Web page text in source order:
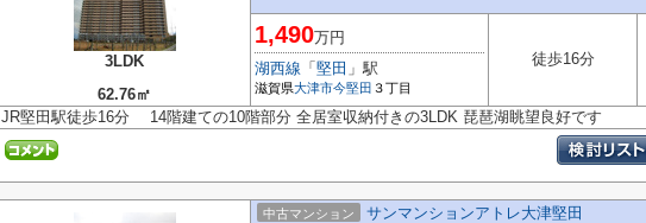
3LDK
62.76㎡
1,490万円
湖西線 「 堅田 」駅
滋賀県大津市今堅田 ３丁目
徒歩16分
JR堅田駅徒歩16分 14階建ての10階部分 全居室収納付きの3LDK 琵琶湖眺望良好です
中古マンション サンマンションアトレ大津堅田